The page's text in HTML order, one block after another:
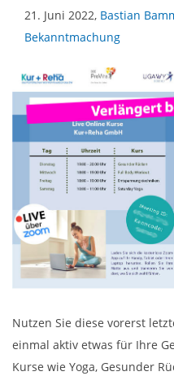
21. Juni 2022, Bastian
Bekanntmachung
Nutzen Sie diese vorerst
einmal aktiv etwas für Ihre
Kurse wie Yoga, Gesunder